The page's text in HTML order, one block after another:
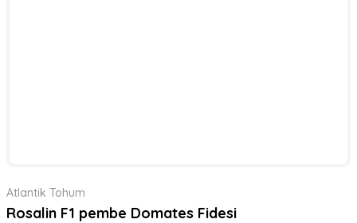
Atlantik Tohum
Rosalin F1 pembe Domates Fidesi